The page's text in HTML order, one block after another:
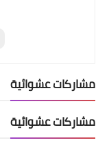
مشاركات عشوائية
مشاركات عشوائية